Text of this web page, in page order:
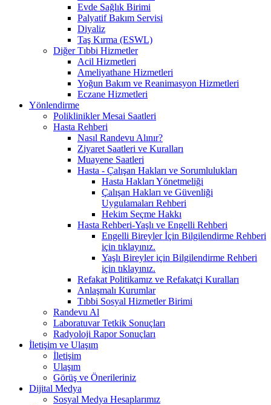
Evde Sağlık Birimi
Palyatif Bakım Servisi
Diyaliz
Taş Kırma (ESWL)
Diğer Tıbbi Hizmetler
Acil Hizmetleri
Ameliyathane Hizmetleri
Yoğun Bakım ve Reanimasyon Hizmetleri
Eczane Hizmetleri
Yönlendirme
Poliklinikler Mesai Saatleri
Hasta Rehberi
Nasıl Randevu Alınır?
Ziyaret Saatleri ve Kuralları
Muayene Saatleri
Hasta - Çalışan Hakları ve Sorumlulukları
Hasta Hakları Yönetmeliği
Çalışan Hakları ve Güvenliği
Uygulamaları Rehberi
Hekim Seçme Hakkı
Hasta Rehberi-Yaşlı ve Engelli Rehberi
Engelli Bireyler İçin Bilgilendirme Rehberi
için tıklayınız.
Yaşlı Bireyler için Bilgilendirme Rehberi
için tıklayınız.
Refakat Politikamız ve Refakatçi Kuralları
Anlaşmalı Kurumlar
Tıbbi Sosyal Hizmetler Birimi
Randevu Al
Laboratuvar Tetkik Sonuçları
Radyoloji Rapor Sonuçları
İletişim ve Ulaşım
İletişim
Ulaşım
Görüş ve Önerileriniz
Dijital Medya
Sosyal Medya Hesaplarımız